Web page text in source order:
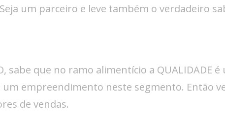
um parceiro e leve também o verdadeiro
sabe que no ramo alimentício a QUALIDADE
um empreendimento neste segmento. Então
de vendas.